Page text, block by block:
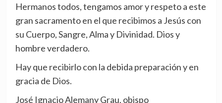
Hermanos todos, tengamos amor y respeto a este
gran sacramento en el que recibimos a Jesús con
su Cuerpo, Sangre, Alma y Divinidad. Dios y
hombre verdadero.
Hay que recibirlo con la debida preparación y en
gracia de Dios.
José Ignacio Alemany Grau, obispo